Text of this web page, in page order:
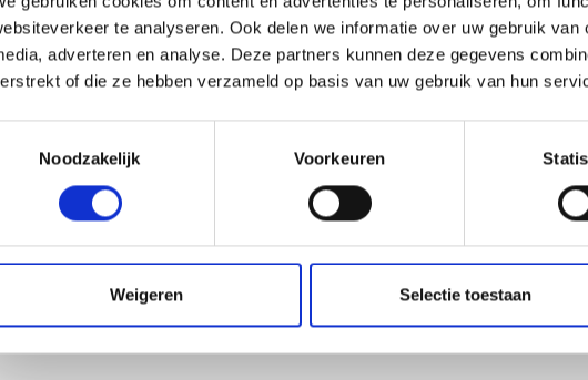
te analyseren. Ook delen we informatie over uw gebruik
adverteren en analyse. Deze partners kunnen deze gegevens
of die ze hebben verzameld op basis van uw gebruik van hun
Noodzakelijk Voorkeuren
Weigeren Selectie toestaan